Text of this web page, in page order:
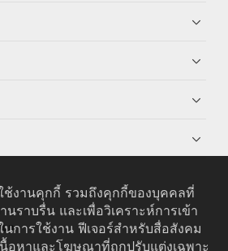
ช้งานคุกกี้ รวมถึงคุกกี้ของบุคคลที่
นราบรื่น และเพื่อวิเคราะห์การเข้า
การใช้งาน ฟีเจอร์สำหรับสื่อสังคม
อหาและโฆษณาที่ถูกปรับแต่งเฉพาะ